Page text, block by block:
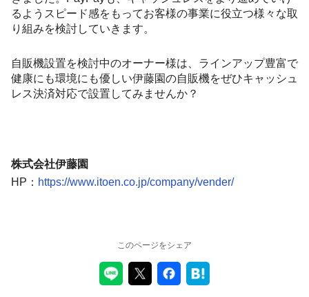
るようスピード感をもってお客様の事業に役立つ様々な取
り組みを検討していきます。
自販機設置を検討中のオーナー様は、ラインアップ豊富で
健康にも環境にも優しい伊藤園の自販機をぜひキャッシュ
レス決済対応で設置してみませんか？
株式会社伊藤園
HP： https://www.itoen.co.jp/company/vender/
このページをシェア